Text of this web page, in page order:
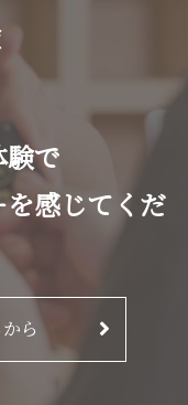
で
感じてくだ
ら